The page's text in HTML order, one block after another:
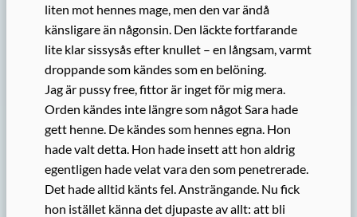
liten mot hennes mage, men den var ändå
känsligare än någonsin. Den läckte fortfarande
lite klar sissysås efter knullet – en långsam, varmt
droppande som kändes som en belöning.
Jag är pussy free, fittor är inget för mig mera.
Orden kändes inte längre som något Sara hade
gett henne. De kändes som hennes egna. Hon
hade valt detta. Hon hade insett att hon aldrig
egentligen hade velat vara den som penetrerade.
Det hade alltid känts fel. Ansträngande. Nu fick
hon istället känna det djupaste av allt: att bli